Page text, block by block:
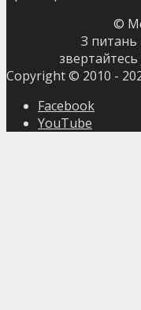
©
З
звертайтесь
Copyright © 2010 -
Facebook
YouTube